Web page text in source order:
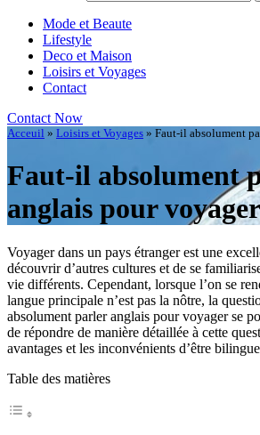
Mode et Beaute
Lifestyle
Deco et Maison
Loisirs et Voyages
Contact
Contact Now
Acceuil » Loisirs et Voyages » Faut-il absolument
Faut-il absolument
anglais pour
Voyager dans un pays étranger est une
découvrir d’autres cultures et de se
vie différents. Cependant, lorsque l’on se
langue principale n’est pas la nôtre, la
absolument parler anglais pour voyager se
de répondre de manière détaillée à cette
avantages et les inconvénients d’être
Table des matières